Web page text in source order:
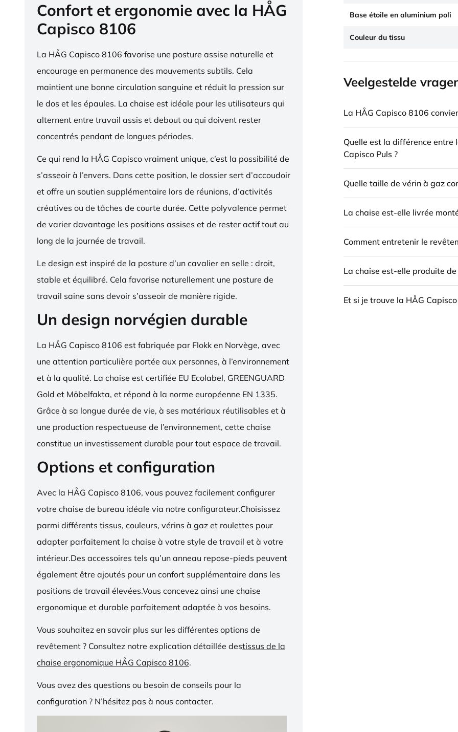
Confort et ergonomie avec la HÅG
Capisco 8106
La HÅG Capisco 8106 favorise une posture assise naturelle et
encourage en permanence des mouvements subtils. Cela
maintient une bonne circulation sanguine et réduit la pression sur
le dos et les épaules. La chaise est idéale pour les utilisateurs qui
alternent entre travail assis et debout ou qui doivent rester
concentrés pendant de longues périodes.
Ce qui rend la HÅG Capisco vraiment unique, c’est la possibilité de
s’asseoir à l’envers. Dans cette position, le dossier sert d’accoudoir
et offre un soutien supplémentaire lors de réunions, d’activités
créatives ou de tâches de courte durée. Cette polyvalence permet
de varier davantage les positions assises et de rester actif tout au
long de la journée de travail.
Le design est inspiré de la posture d’un cavalier en selle : droit,
stable et équilibré. Cela favorise naturellement une posture de
travail saine sans devoir s’asseoir de manière rigide.
Un design norvégien durable
La HÅG Capisco 8106 est fabriquée par Flokk en Norvège, avec
une attention particulière portée aux personnes, à l’environnement
et à la qualité. La chaise est certifiée EU Ecolabel, GREENGUARD
Gold et Möbelfakta, et répond à la norme européenne EN 1335.
Grâce à sa longue durée de vie, à ses matériaux réutilisables et à
une production respectueuse de l’environnement, cette chaise
constitue un investissement durable pour tout espace de travail.
Options et configuration
Avec la HÅG Capisco 8106, vous pouvez facilement configurer
votre chaise de bureau idéale via notre configurateur.Choisissez
parmi différents tissus, couleurs, vérins à gaz et roulettes pour
adapter parfaitement la chaise à votre style de travail et à votre
intérieur.Des accessoires tels qu’un anneau repose-pieds peuvent
également être ajoutés pour un confort supplémentaire dans les
positions de travail élevées.Vous concevez ainsi une chaise
ergonomique et durable parfaitement adaptée à vos besoins.
Vous souhaitez en savoir plus sur les différentes options de
revêtement ? Consultez notre explication détaillée destissus de la
chaise ergonomique HÅG Capisco 8106.
Vous avez des questions ou besoin de conseils pour la
configuration ? N’hésitez pas à nous contacter.
Base étoile en aluminium poli
Couleur du tissu
Veelgestelde
La HÅG Capisco 8106
Quelle est la différence entre
Capisco Puls ?
Quelle taille de vérin à gaz
La chaise est-elle livrée
Comment entretenir le
La chaise est-elle produite
Et si je trouve la HÅG